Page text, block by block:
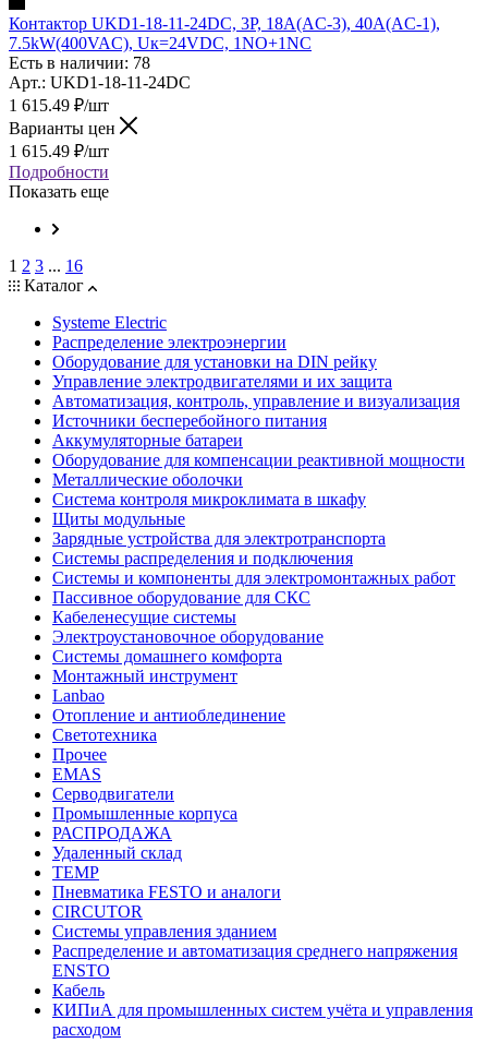
Контактор UKD1-18-11-24DC, 3P, 18A(AC-3), 40A(AC-1),
7.5kW(400VAC), Uк=24VDC, 1NO+1NC
Есть в наличии: 78
Арт.: UKD1-18-11-24DC
1 615.49 ₽/шт
Варианты цен
1 615.49 ₽/шт
Подробности
Показать еще
1 2 3 ... 16
Каталог
Systeme Electric
Распределение электроэнергии
Оборудование для установки на DIN рейку
Управление электродвигателями и их защита
Автоматизация, контроль, управление и визуализация
Источники бесперебойного питания
Аккумуляторные батареи
Оборудование для компенсации реактивной мощности
Металлические оболочки
Система контроля микроклимата в шкафу
Щиты модульные
Зарядные устройства для электротранспорта
Системы распределения и подключения
Системы и компоненты для электромонтажных работ
Пассивное оборудование для СКС
Кабеленесущие системы
Электроустановочное оборудование
Системы домашнего комфорта
Монтажный инструмент
Lanbao
Отопление и антиоблединение
Светотехника
Прочее
EMAS
Cерводвигатели
Промышленные корпуса
РАСПРОДАЖА
Удаленный склад
TEMP
Пневматика FESTO и аналоги
CIRCUTOR
Системы управления зданием
Распределение и автоматизация среднего напряжения
ENSTO
Кабель
КИПиА для промышленных систем учёта и управления
расходом